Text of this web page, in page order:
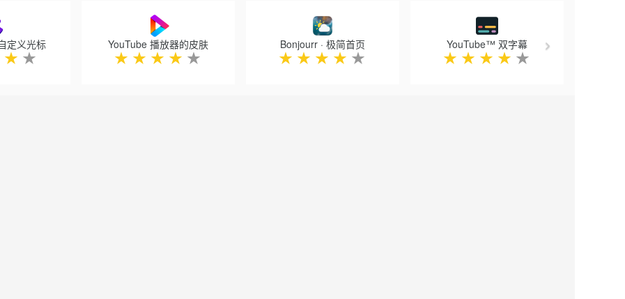
定义光标
★ ★
YouTube 播放器的皮肤
★ ★ ★ ★ ★
Bonjourr · 极简首页
★ ★ ★ ★ ★
YouTube™ 双字幕
★ ★ ★ ★ ★